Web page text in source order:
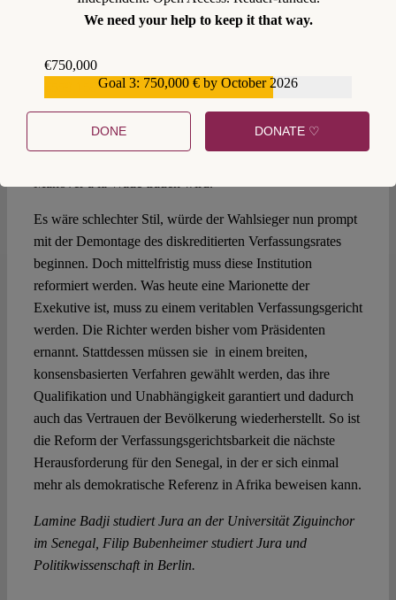
Für die demokratische Kultur im Senegal könnten die
Ereignisse dieses Frühjahrs zu einem wichtigen
Landes bleibt ein ungebrochener Narrativ der Stabilität und
Reife und wurde nun sogar um eine Episode erweitert, in
der ein wachsames Volk die Verfassung vor den
Übergriffen der Parteipolitik schützt. Es ist fraglich, ob sich
Es wäre schlechter Stil, würde der Wahlsieger nun prompt
mit der Demontage des diskreditierten Verfassungsrates
beginnen. Doch mittelfristig muss diese Institution
reformiert werden. Was heute eine Marionette der
Exekutive ist, muss zu einem veritablen Verfassungsgericht
werden. Die Richter werden bisher vom Präsidenten
ernannt. Stattdessen müssen sie in einem breiten,
konsensbasierten Verfahren gewählt werden, das ihre
Qualifikation und Unabhängigkeit garantiert und dadurch
auch das Vertrauen der Bevölkerung wiederherstellt. So ist
die Reform der Verfassungsgerichtsbarkeit die nächste
Herausforderung für den Senegal, in der er sich einmal
mehr als demokratische Referenz in Afrika beweisen kann.
Lamine Badji studiert Jura an der Universität Ziguinchor
im Senegal, Filip Bubenheimer studiert Jura und
Politikwissenschaft in Berlin.
We need your help to keep it that way.
€750,000
Goal 3: 750,000 € by October 2026
DONE DONATE ♡